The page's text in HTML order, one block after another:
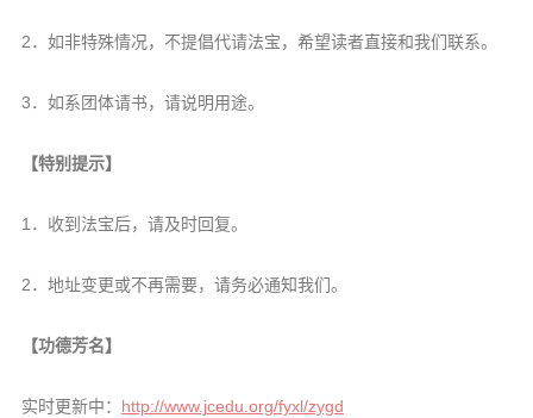
2．如非特殊情况，不提倡代请法宝，希望读者直接和我们联系。
3．如系团体请书，请说明用途。
【特别提示】
1．收到法宝后，请及时回复。
2．地址变更或不再需要，请务必通知我们。
【功德芳名】
实时更新中： http://www.jcedu.org/fyxl/zygd